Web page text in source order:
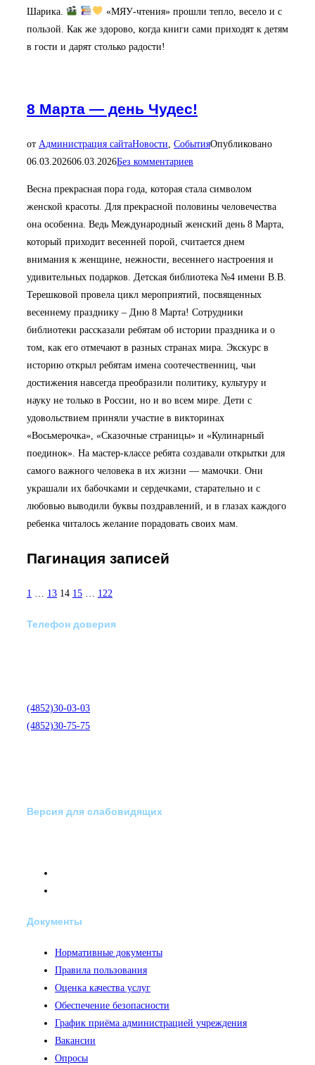
Шарика.
«МЯУ-чтения» прошли тепло, весело и с
пользой. Как же здорово, когда книги сами приходят к детям
в гости и дарят столько радости!
8 Марта — день Чудес!
от Администрация сайтаНовости СобытияОпубликовано
06.03.202606.03.2026Без комментариев
Весна прекрасная пора года, которая стала символом
женской красоты. Для прекрасной половины человечества
она особенна. Ведь Международный женский день 8 Марта,
который приходит весенней порой, считается днем
внимания к женщине, нежности, весеннего настроения и
удивительных подарков. Детская библиотека №4 имени В.В.
Терешковой провела цикл мероприятий, посвященных
весеннему празднику – Дню 8 Марта! Сотрудники
библиотеки рассказали ребятам об истории праздника и о
том, как его отмечают в разных странах мира. Экскурс в
историю открыл ребятам имена соотечественниц, чьи
достижения навсегда преобразили политику, культуру и
науку не только в России, но и во всем мире. Дети с
удовольствием приняли участие в викторинах
«Восьмерочка», «Сказочные страницы» и «Кулинарный
поединок». На мастер-классе ребята создавали открытки для
самого важного человека в их жизни — мамочки. Они
украшали их бабочками и сердечками, старательно и с
любовью выводили буквы поздравлений, и в глазах каждого
ребенка читалось желание порадовать своих мам.
Пагинация записей
1 13 14 15 122
Телефон доверия
(4852)30-03-03
(4852)30-75-75
Версия для слабовидящих
Документы
Нормативные документы
Правила пользования
Оценка качества услуг
Обеспечение безопасности
График приёма администрацией учреждения
Вакансии
Опросы